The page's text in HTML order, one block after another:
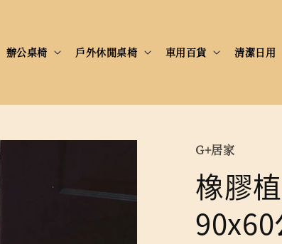
辦公桌椅 戶外休閒桌椅 車用百貨 清潔日用
G+居家
橡膠